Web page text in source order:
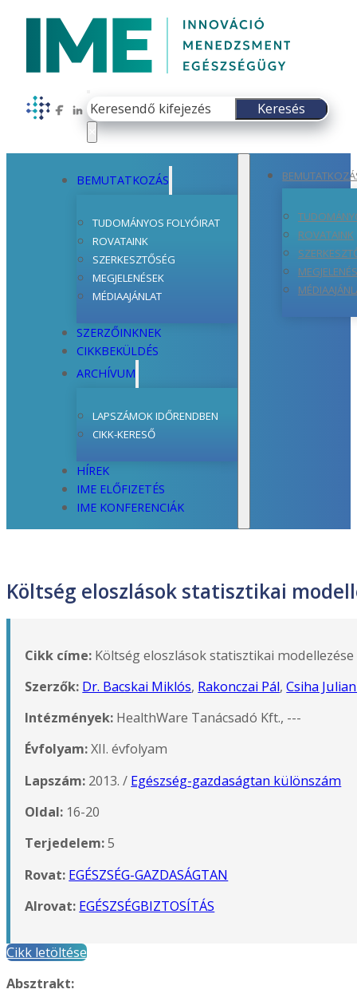
Follow us on Facebook
Follow us on LinkedIn
Keresés
Keresés
BEMUTATKOZÁS
TUDOMÁNYOS FOLYÓIRAT
ROVATAINK
SZERKESZTŐSÉG
MEGJELENÉSEK
MÉDIAAJÁNLAT
SZERZŐINKNEK
CIKKBEKÜLDÉS
ARCHÍVUM
LAPSZÁMOK IDŐRENDBEN
CIKK-KERESŐ
HÍREK
IME ELŐFIZETÉS
IME KONFERENCIÁK
ROVATAINK
Költség eloszlások statisztikai
Cikk címe: Költség eloszlások statisztikai
Szerzők: Dr. Bacskai Miklós, Rakonczai Pál,Csiha
Intézmények: HealthWare Tanácsadó Kft., ---
Évfolyam:XII. évfolyam
Lapszám: 2013. / Egészség-gazdaságtan különszám
Oldal: 16-20
Terjedelem:5
Rovat: EGÉSZSÉG-GAZDASÁGTAN
Alrovat: EGÉSZSÉGBIZTOSÍTÁS
Cikk letöltése
Absztrakt: